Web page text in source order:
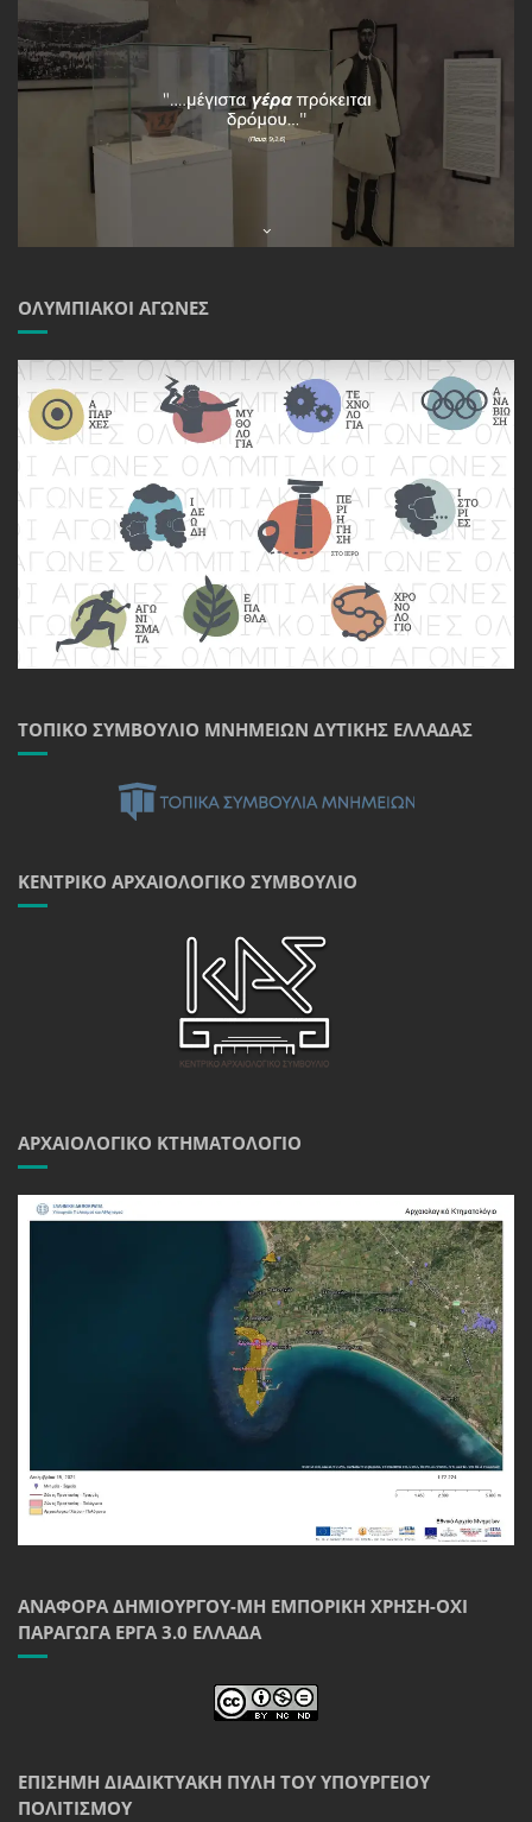
ΟΛΥΜΠΙΑΚΟΊ ΑΓΏΝΕΣ
ΤΟΠΙΚΌ ΣΥΜΒΟΎΛΙΟ ΜΝΗΜΕΊΩΝ ΔΥΤΙΚΉΣ ΕΛΛΆΔΑΣ
ΚΕΝΤΡΙΚΌ ΑΡΧΑΙΟΛΟΓΙΚΌ ΣΥΜΒΟΎΛΙΟ
ΑΡΧΑΙΟΛΟΓΙΚΌ ΚΤΗΜΑΤΟΛΌΓΙΟ
ΑΝΑΦΟΡΆ ΔΗΜΙΟΥΡΓΟΎ-ΜΗ ΕΜΠΟΡΙΚΉ ΧΡΉΣΗ-ΌΧΙ
ΠΑΡΆΓΩΓΑ ΈΡΓΑ 3.0 ΕΛΛΆΔΑ
ΕΠΊΣΗΜΗ ΔΙΑΔΙΚΤΥΑΚΉ ΠΎΛΗ ΤΟΥ ΥΠΟΥΡΓΕΊΟΥ
ΠΟΛΙΤΙΣΜΟΎ